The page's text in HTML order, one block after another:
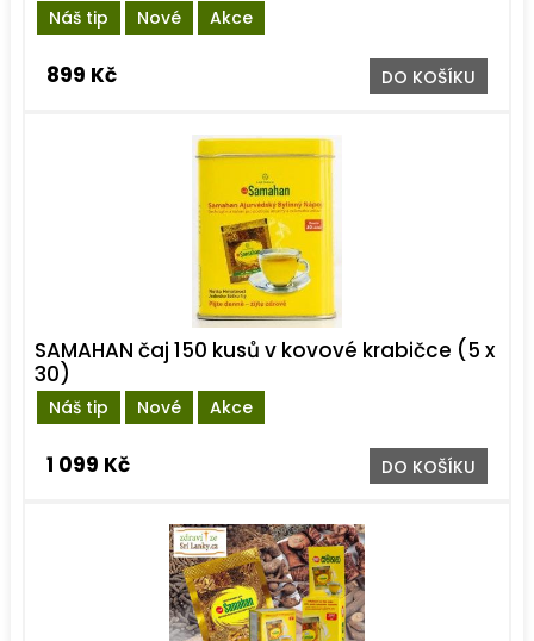
Náš tip Nové Akce
899 Kč DO KOŠÍKU
Náš tip Nové Akce
SAMAHAN čaj 150 kusů v kovové krabičce (5 x
30)
1 099 Kč DO KOŠÍKU